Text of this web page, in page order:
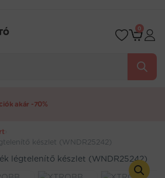
0
akár -70%
készlet (WNDR25242)